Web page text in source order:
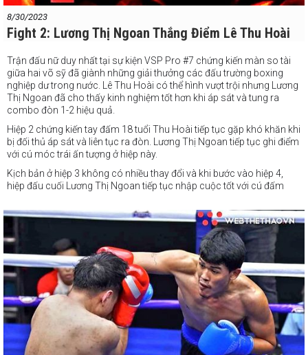
8/30/2023
Fight 2: Lương Thị Ngoan Thắng Điểm Lê Thu Hoài
Trận đấu nữ duy nhất tại sự kiện VSP Pro #7 chứng kiến màn so tài
giữa hai võ sỹ đã giành những giải thưởng các đấu trường boxing
nghiệp dư trong nước. Lê Thu Hoài có thể hình vượt trội nhưng Lương
Thị Ngoan đã cho thấy kinh nghiệm tốt hơn khi áp sát và tung ra
combo đòn 1-2 hiệu quả.
Hiệp 2 chứng kiến tay đấm 18 tuổi Thu Hoài tiếp tục gặp khó khăn khi
bị đối thủ áp sát và liên tục ra đòn. Lương Thị Ngoan tiếp tục ghi điểm
với cú móc trái ấn tượng ở hiệp này.
Kịch bản ở hiệp 3 không có nhiều thay đổi và khi bước vào hiệp 4,
hiệp đấu cuối Lương Thị Ngoan tiếp tục nhập cuộc tốt với cú đấm
né đón.
Không bất ngờ khi Lương Thị Ngoan thắng điểm tuyệt đối 3-0 (40-36,
40-36, 40-36) qua đó có trận thứ 2 toàn thắng trên đấu trường boxing
chuyên nghiệp VSP Pro.
#webthethao
#vsp
#boxing
#vsppro